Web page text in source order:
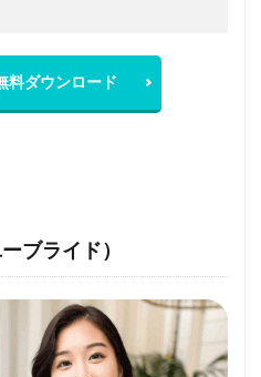
料ダウンロード
ブライド）